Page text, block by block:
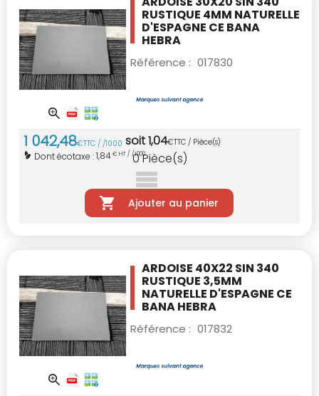
RUSTIQUE 4MM NATURELLE
D'ESPAGNE CE BANA
HEBRA
Référence : 017830
1 042,48€TTC / /1000 soit1,04€TTC / Pièce(s)
Dont écotaxe :1,84€ HT / /1000
0Pièce(s)
Ajouter au panier
ARDOISE 40X22 SIN 340
RUSTIQUE 3,5MM
NATURELLE D'ESPAGNE CE
BANAHEBRA
Référence : 017832